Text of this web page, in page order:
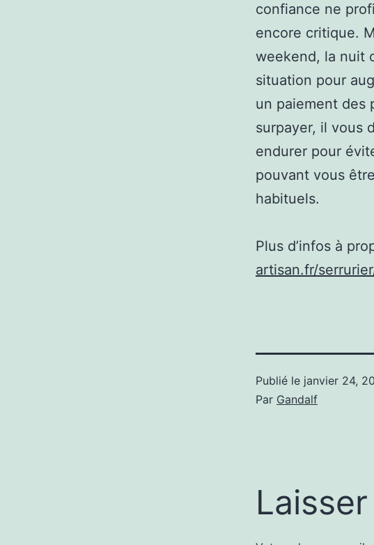
confiance ne
encore critique.
weekend, la nuit
situation pour
un paiement des
surpayer, il vous
endurer pour
pouvant vous
habituels.
Plus d’infos à
artisan.fr/
Publié le janvier 24,
Par Gandalf